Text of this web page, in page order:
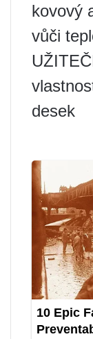
kovový
vůči
desek